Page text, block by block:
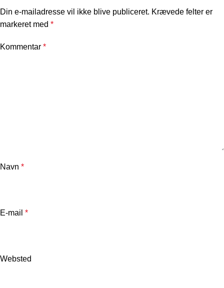
Din e-mailadresse vil ikke blive publiceret. Krævede felter er
markeret med *
Kommentar *
Navn *
E-mail *
Websted